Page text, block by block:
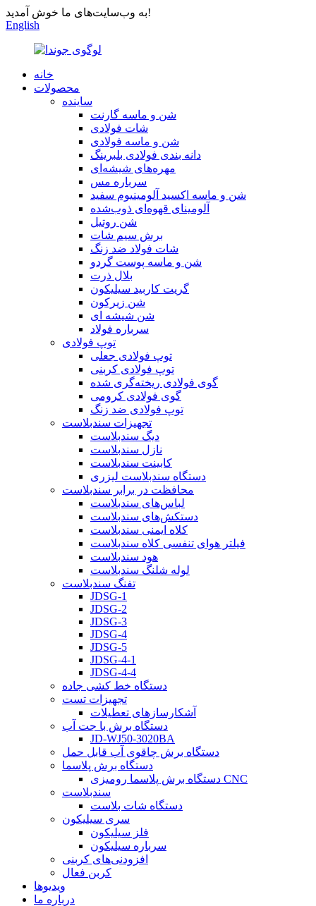
به وب‌سایت‌های ما خوش آمدید!
English
خانه
محصولات
ساینده
شن و ماسه گارنت
شات فولادی
شن و ماسه فولادی
دانه بندی فولادی بلبرینگ
مهره‌های شیشه‌ای
سرباره مس
شن و ماسه اکسید آلومینیوم سفید
آلومینای قهوه‌ای ذوب‌شده
شن روتیل
برش سیم شات
شات فولاد ضد زنگ
شن و ماسه پوست گردو
بلال ذرت
گریت کاربید سیلیکون
شن زیرکون
شن شیشه ای
سرباره فولاد
توپ فولادی
توپ فولادی جعلی
توپ فولادی کربنی
گوی فولادی ریخته‌گری شده
گوی فولادی کرومی
توپ فولادی ضد زنگ
تجهیزات سندبلاست
دیگ سندبلاست
نازل سندبلاست
کابینت سندبلاست
دستگاه سندبلاست لیزری
محافظت در برابر سندبلاست
لباس‌های سندبلاست
دستکش‌های سندبلاست
کلاه ایمنی سندبلاست
فیلتر هوای تنفسی کلاه سندبلاست
هود سندبلاست
لوله شلنگ سندبلاست
تفنگ سندبلاست
JDSG-1
JDSG-2
JDSG-3
JDSG-4
JDSG-5
JDSG-4-1
JDSG-4-4
دستگاه خط کشی جاده
تجهیزات تست
آشکارسازهای تعطیلات
دستگاه برش با جت آب
JD-WJ50-3020BA
دستگاه برش چاقوی آب قابل حمل
دستگاه برش پلاسما
دستگاه برش پلاسما رومیزی CNC
سندبلاست
دستگاه شات بلاست
سری سیلیکون
فلز سیلیکون
سرباره سیلیکون
افزودنی‌های کربنی
کربن فعال
ویدیوها
درباره ما